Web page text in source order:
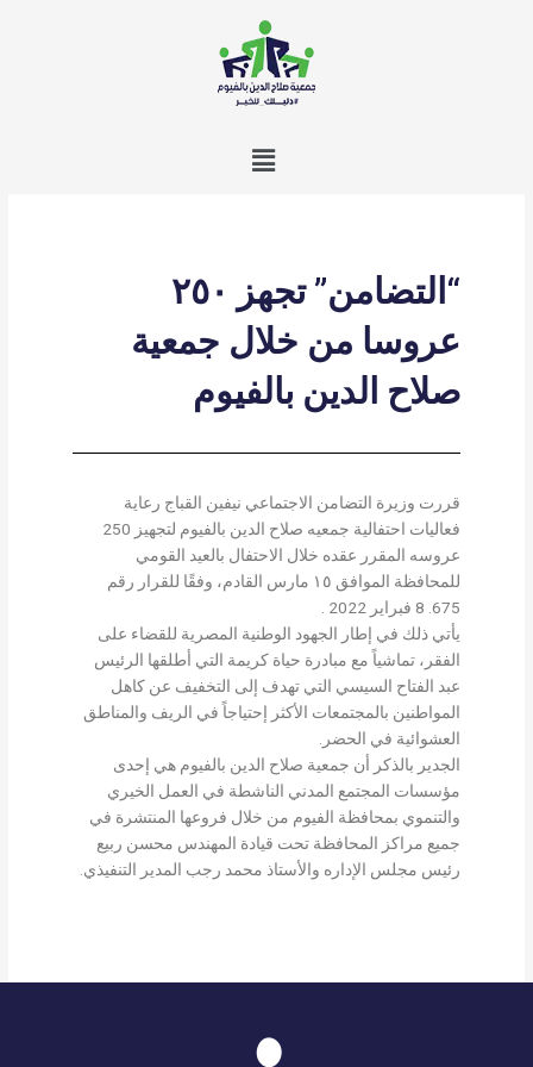
Menu
“التضامن” تجهز ٢٥٠
عروسا من خلال جمعية
صلاح الدين بالفيوم
قررت وزيرة التضامن الاجتماعي نيفين القباج رعاية
فعاليات احتفالية جمعيه صلاح الدين بالفيوم لتجهيز 250
عروسه المقرر عقده خلال الاحتفال بالعيد القومي
للمحافظة الموافق ١٥ مارس القادم، وفقًا للقرار رقم
675. 8 فبراير 2022 .
يأتي ذلك في إطار الجهود الوطنية المصرية للقضاء على
الفقر، تماشياً مع مبادرة حياة كريمة التي أطلقها الرئيس
عبد الفتاح السيسي التي تهدف إلى التخفيف عن كاهل
المواطنين بالمجتمعات الأكثر إحتياجاً في الريف والمناطق
العشوائية في الحضر.
الجدير بالذكر أن جمعية صلاح الدين بالفيوم هي إحدى
مؤسسات المجتمع المدني الناشطة في العمل الخيري
والتنموي بمحافظة الفيوم من خلال فروعها المنتشرة في
جميع مراكز المحافظة تحت قيادة المهندس محسن ربيع
رئيس مجلس الإداره والأستاذ محمد رجب المدير التنفيذي.